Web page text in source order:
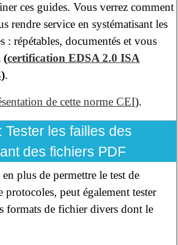
ces guides. Vous verrez comment
rendre service en systématisant les
: répétables, documentés et vous
(certification EDSA 2.0 ISA
).
de cette norme CEI).
Tester les failles des
des fichiers PDF
plus de permettre le test de
protocoles, peut également tester
formats de fichier divers dont le